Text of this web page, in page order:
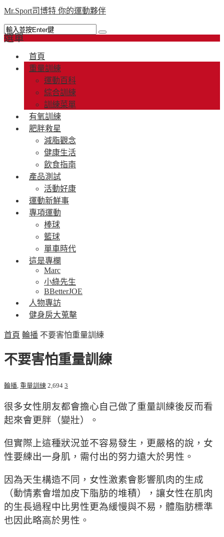
Mr.Sport司博特 你的運動夥伴
選單
首頁
重量訓練
運動百科
綜合訓練
訓練菜單
有氧訓練
肥胖救星
減脂觀念
健康生活
飲食指南
產品測試
活動好康
運動新鮮事
專項運動
棒球
籃球
單車時代
這是專欄
Marc
小綠先生
BBetterJOE
人物專訪
健身房大蒐擊
首頁 輪播 不要害怕重量訓練
不要害怕重量訓練
輪播 重量訓練 2,694 3
很多女性朋友都會擔心自己做了重量訓練後反而看
起來會更胖（變壯）。
但實際上這種狀況並不容易發生，更嚴格的說，女
性要練出一身肌，需付出的努力遠大於男性。
因為天生構造不同，女性激素會影響肌肉的生成
（動情素會增加皮下脂肪的堆積），讓女性在肌肉
的生長過程中比男性更為緩慢與不易，體脂肪標準
也因此略高於男性。